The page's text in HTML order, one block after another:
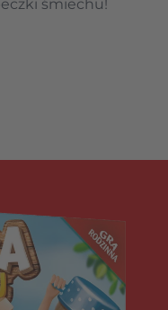
śmiechu!